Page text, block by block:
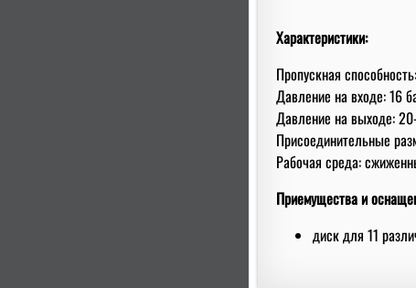
Характеристики:
Пропускная
Давление на входе: 16
Давление на выходе:
Присоединительные
Рабочая среда:
Приемущества и
диск для 11